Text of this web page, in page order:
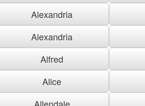
Alexandria
Alexandria
Alfred
Alice